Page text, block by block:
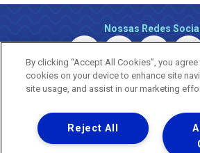
Nossas Redes
Copyright © 2026 - Todos
By clicking “Accept All Cookies”, you
cookies on your device to enhance site
site usage, and assist in our marketing
Reject All